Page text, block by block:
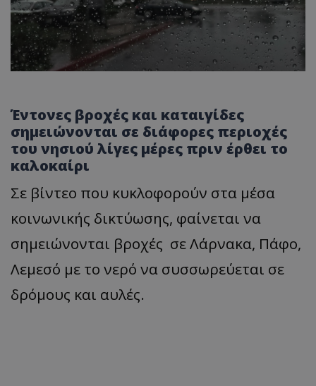
Έντονες βροχές και καταιγίδες
σημειώνονται σε διάφορες περιοχές
του νησιού λίγες μέρες πριν έρθει το
καλοκαίρι
Σε βίντεο που κυκλοφορούν στα μέσα
κοινωνικής δικτύωσης, φαίνεται να
σημειώνονται βροχές σε Λάρνακα, Πάφο,
Λεμεσό με το νερό να συσσωρεύεται σε
δρόμους και αυλές.